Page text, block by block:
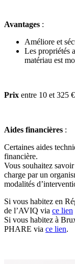
Avantages :
Améliore et
Les propriétés
matériau est
Prix entre 10 et 325
Aides financières :
Certaines aides
financière.
Vous souhaitez
charge par un
modalités
Si vous habitez en
de l’AVIQ via ce lien
Si vous habitez à
PHARE via ce lien.